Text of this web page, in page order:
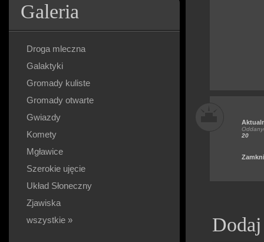
Galeria
Droga mleczna
Galaktyki
Gromady kuliste
Gromady otwarte
Gwiazdy
Komety
Mgławice
Szerokie ujęcie
Układ Słoneczny
Zjawiska
wszystkie »
20